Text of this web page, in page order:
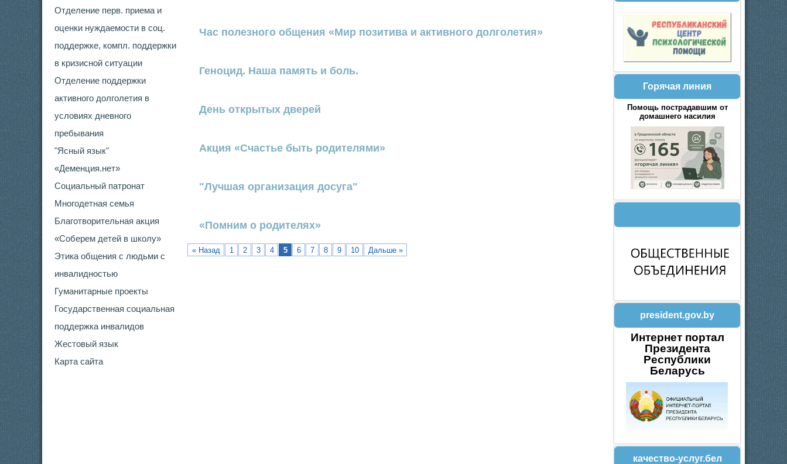
Отделение перв. приема и
оценки нуждаемости в соц.
поддержке, компл. поддержки
в кризисной ситуации
Отделение поддержки
активного долголетия в
условиях дневного
пребывания
"Ясный язык"
«Деменция.нет»
Социальный патронат
Многодетная семья
Благотворительная акция
«Соберем детей в школу»
Этика общения с людьми с
инвалидностью
Гуманитарные проекты
Государственная социальная
поддержка инвалидов
Жестовый язык
Карта сайта
Час полезного общения «Мир позитива и активного долголетия»
Геноцид. Наша память и боль.
День открытых дверей
Акция «Счастье быть родителями»
"Лучшая организация досуга"
«Помним о родителях»
« Назад 1 2 3 4 5 6 7 8 9 10 Дальше »
Горячая линия
Помощь пострадавшим от
домашнего насилия
president.gov.by
Интернет портал
Президента
Республики
Беларусь
качество-услуг.бел